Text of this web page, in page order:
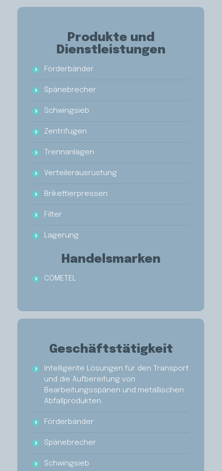
Produkte und
Dienstleistungen
Förderbänder
Spänebrecher
Schwingsieb
Zentrifugen
Trennanlagen
Verteilerausrüstung
Brikettierpressen
Filter
Lagerung
Handelsmarken
COMETEL
Geschäftstätigkeit
Intelligente Lösungen für den Transport
und die Aufbereitung von
Bearbeitungsspänen und metallischen
Abfallprodukten.
Förderbänder
Spänebrecher
Schwingsieb